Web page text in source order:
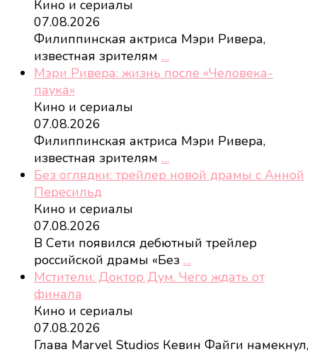
Кино и сериалы
07.08.2026
Филиппинская актриса Мэри Ривера,
известная зрителям …
Мэри Ривера: жизнь после «Человека-
паука»
Кино и сериалы
07.08.2026
Филиппинская актриса Мэри Ривера,
известная зрителям …
Без оглядки: трейлер новой драмы с Анной
Пересильд
Кино и сериалы
07.08.2026
В Сети появился дебютный трейлер
российской драмы «Без …
Мстители: Доктор Дум. Чего ждать от
финала
Кино и сериалы
07.08.2026
Глава Marvel Studios Кевин Файги намекнул,